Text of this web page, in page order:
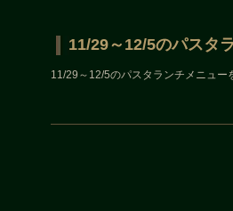
11/29～12/5のパスタ
11/29～12/5のパスタランチメニュー